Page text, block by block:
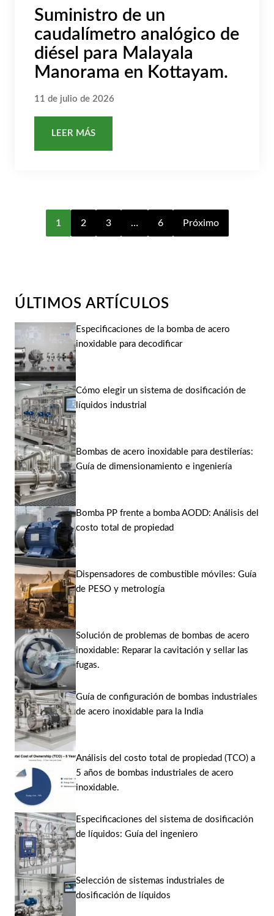
Suministro de un
caudalímetro analógico de
diésel para Malayala
Manorama en Kottayam.
11 de julio de 2026
LEER MÁS
1 2 3 … 6 Próximo
ÚLTIMOS ARTÍCULOS
Especificaciones de la bomba de acero
inoxidable para decodificar
Cómo elegir un sistema de dosificación de
líquidos industrial
Bombas de acero inoxidable para destilerías:
Guía de dimensionamiento e ingeniería
Bomba PP frente a bomba AODD: Análisis del
costo total de propiedad
Dispensadores de combustible móviles: Guía
de PESO y metrología
Solución de problemas de bombas de acero
inoxidable: Reparar la cavitación y sellar las
fugas.
Guía de configuración de bombas industriales
de acero inoxidable para la India
Análisis del costo total de propiedad (TCO) a
5 años de bombas industriales de acero
inoxidable.
Especificaciones del sistema de dosificación
de líquidos: Guía del ingeniero
Selección de sistemas industriales de
dosificación de líquidos